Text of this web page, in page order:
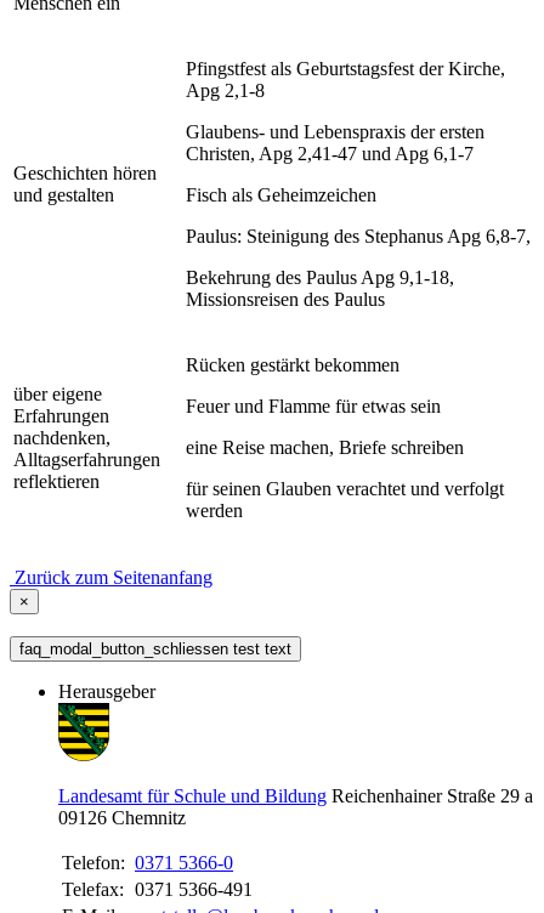
Geschichten hören
und gestalten
Pfingstfest als Geburtstagsfest der Kirche,
Apg 2,1-8
Glaubens- und Lebenspraxis der ersten
Christen, Apg 2,41-47 und Apg 6,1-7
Fisch als Geheimzeichen
Paulus: Steinigung des Stephanus Apg 6,8-7,
Bekehrung des Paulus Apg 9,1-18,
Missionsreisen des Paulus
über eigene
Erfahrungen
nachdenken,
Alltagserfahrungen
reflektieren
Rücken gestärkt bekommen
Feuer und Flamme für etwas sein
eine Reise machen, Briefe schreiben
für seinen Glauben verachtet und verfolgt
werden
Zurück zum Seitenanfang
×
faq_modal_button_schliessen test text
Herausgeber
Landesamt für Schule und Bildung Reichenhainer Straße 29 a
09126 Chemnitz
Telefon: 0371 5366-0
Telefax: 0371 5366-491